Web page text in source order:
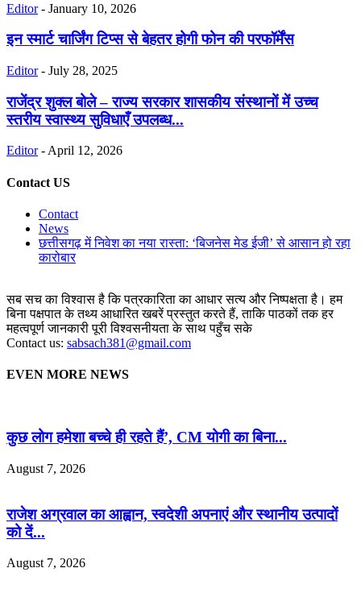
Editor - January 10, 2026
इन स्मार्ट चार्जिंग टिप्स से बेहतर होगी फोन की परफॉर्मेंस
Editor - July 28, 2025
राजेंद्र शुक्ल बोले – राज्य सरकार शासकीय संस्थानों में उच्च
स्तरीय स्वास्थ्य सुविधाएँ उपलब्ध...
Editor -April 12, 2026
Contact US
Contact
News
छत्तीसगढ़ में निवेश का नया रास्ता: ‘बिजनेस मेड ईजी’ से आसान हो रहा
कारोबार
सब सच का विश्वास है कि पत्रकारिता का आधार सत्य और निष्पक्षता है। हम
बिना पक्षपात के तथ्य आधारित खबरें प्रस्तुत करते हैं, ताकि पाठकों तक हर
महत्वपूर्ण जानकारी पूरी विश्वसनीयता के साथ पहुँच सके
Contact us: sabsach381@gmail.com
EVEN MORE NEWS
कुछ लोग हमेशा बच्चे ही रहते हैं’, CM योगी का बिना...
August 7, 2026
राजेश अग्रवाल का आह्वान, स्वदेशी अपनाएं और स्थानीय उत्पादों
को दें...
August 7, 2026